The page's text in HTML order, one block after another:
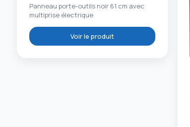
Panneau porte-outils noir 61 cm avec
multiprise électrique
Voir le produit